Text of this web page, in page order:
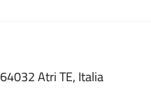
Atri TE, Italia